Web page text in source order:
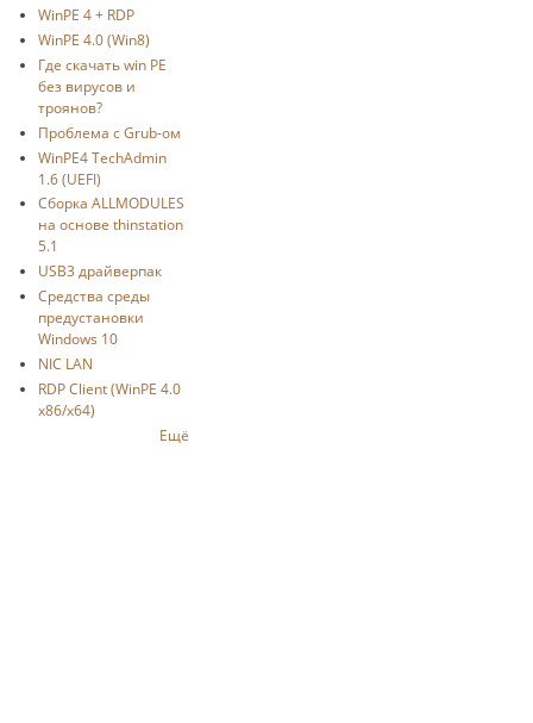
WinPE 4 + RDP
WinPE 4.0 (Win8)
Где скачать win PE
без вирусов и
троянов?
Проблема с Grub-ом
WinPE4 TechAdmin
1.6 (UEFI)
Сборка ALLMODULES
на основе thinstation
5.1
USB3 драйверпак
Средства среды
предустановки
Windows 10
NIC LAN
RDP Client (WinPE 4.0
x86/x64)
Ещё